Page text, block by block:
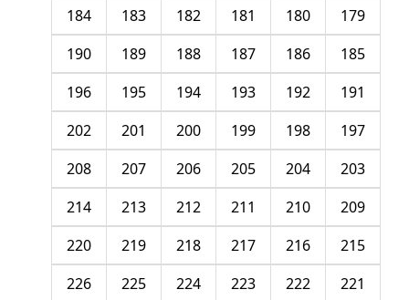
179
180
181
182
183
184
185
186
187
188
189
190
191
192
193
194
195
196
197
198
199
200
201
202
203
204
205
206
207
208
209
210
211
212
213
214
215
216
217
218
219
220
221
222
223
224
225
226